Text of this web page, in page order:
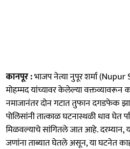
कानपूर :भाजप नेत्या नुपूर शर्मा (Nupur
मोहम्मद यांच्यावर केलेल्या वक्तव्यावरून
नमाजानंतर दोन गटात तुफान दगडफेक
पोलिसांनी तात्काळ घटनास्थळी धाव घेत
मिळवल्याचे सांगितले जात आहे. दरम्यान,
जणांना ताब्यात घेतले असून, या घटनेत